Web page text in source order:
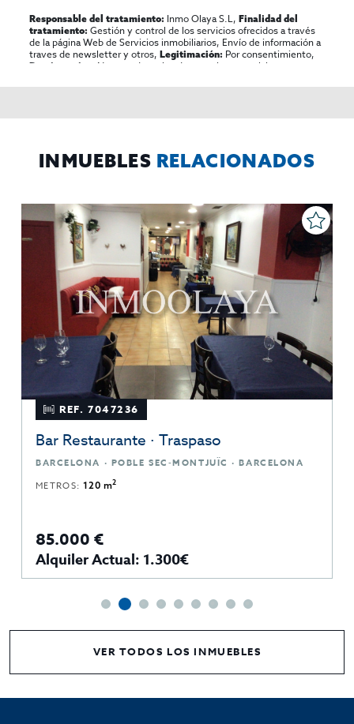
Responsable del tratamiento: Inmo Olaya S.L,Finalidad del
tratamiento: Gestión y control de los servicios ofrecidos a través
de la página Web de Servicios inmobiliarios, Envío de información a
traves de newsletter y otros,Legitimación: Por consentimiento,
Destinatarios:
No se cederan los datos, salvo para elaborar
rectificar y suprimir los datos, solicitar la portabilidad de los
INMUEBLES RELACIONADOS
REF. 7047236
Bar Restaurante · Traspaso
BARCELONA · POBLE SEC-MONTJUÏC · BARCELONA
METROS:120 m2
85.000 €
Alquiler Actual: 1.300€
VER TODOS LOS INMUEBLES